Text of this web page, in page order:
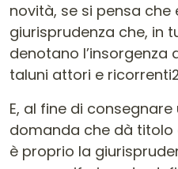
novità, se si pensa che
giurisprudenza che, in
denotano l’insorgenza
taluni attori e
E, al fine di
domanda che dà
è proprio la